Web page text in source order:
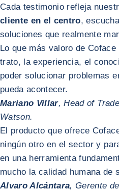
Cada testimonio refleja
cliente en el centro,
soluciones que realmente
Lo que más valoro de
trato, la experiencia, el
poder solucionar problemas
pueda acontecer.
Mariano Villar, Head of
Watson.
El producto que ofrece
ningún otro en el sector y
en una herramienta
mucho la calidad humana de
Alvaro Alcántara, Gerente